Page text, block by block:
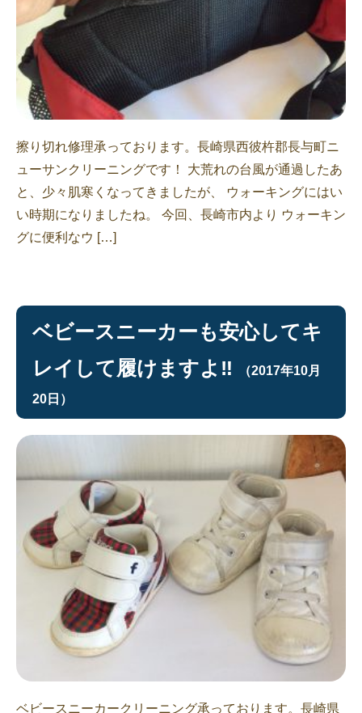
擦り切れ修理承っております。長崎県西彼杵郡長与町ニ
ューサンクリーニングです！ 大荒れの台風が通過したあ
と、少々肌寒くなってきましたが、 ウォーキングにはい
い時期になりましたね。 今回、長崎市内より ウォーキン
グに便利なウ […]
ベビースニーカーも安心してキ
レイして履けますよ‼︎
（2017年10月
20日）
ベビースニーカークリーニング承っております。長崎県